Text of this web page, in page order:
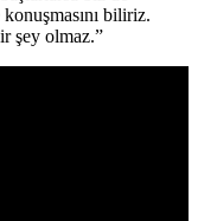
konuşmasını biliriz.
şey olmaz.”